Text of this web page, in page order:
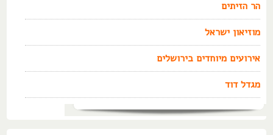
הר הזיתים
מוזיאון ישראל
אירועים מיוחדים בירושלים
מגדל דוד